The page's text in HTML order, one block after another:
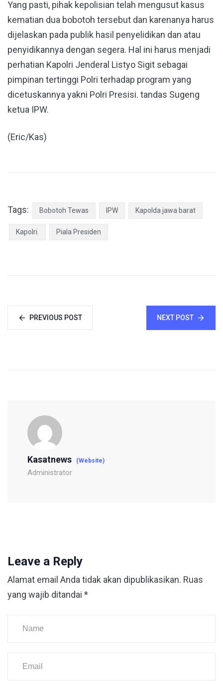
Yang pasti, pihak kepolisian telah mengusut kasus
kematian dua bobotoh tersebut dan karenanya harus
dijelaskan pada publik hasil penyelidikan dan atau
penyidikannya dengan segera. Hal ini harus menjadi
perhatian Kapolri Jenderal Listyo Sigit sebagai
pimpinan tertinggi Polri terhadap program yang
dicetuskannya yakni Polri Presisi. tandas Sugeng
ketua IPW.
(Eric/Kas)
Tags: Bobotoh Tewas IPW Kapolda jawa barat
Kapolri. Piala Presiden
PREVIOUS POST NEXT POST
Kasatnews (Website)
Administrator
Leave a Reply
Alamat email Anda tidak akan dipublikasikan. Ruas
yang wajib ditandai *